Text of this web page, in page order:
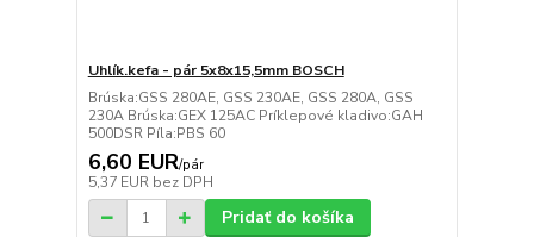
Uhlík.kefa - pár 5x8x15,5mm BOSCH
Brúska:GSS 280AE, GSS 230AE, GSS 280A, GSS
230A Brúska:GEX 125AC Príklepové kladivo:GAH
500DSR Píla:PBS 60
6,60 EUR/pár
5,37 EUR bez DPH
Pridať do košíka